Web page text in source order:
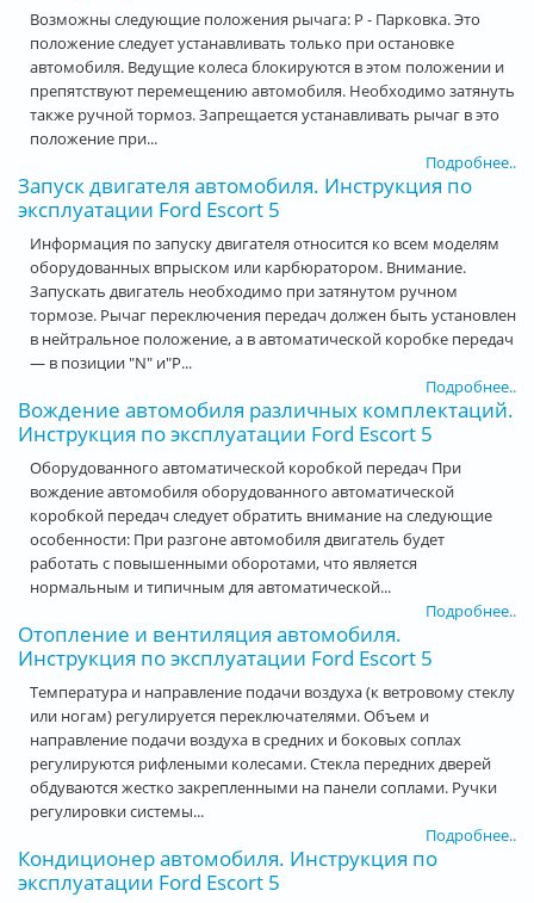
Возможны следующие положения рычага: Р - Парковка. Это
положение следует устанавливать только при остановке
автомобиля. Ведущие колеса блокируются в этом положении и
препятствуют перемещению автомобиля. Необходимо затянуть
также ручной тормоз. Запрещается устанавливать рычаг в это
положение при...
Подробнее..
Запуск двигателя автомобиля. Инструкция по
эксплуатации Ford Escort 5
Информация по запуску двигателя относится ко всем моделям
оборудованных впрыском или карбюратором. Внимание.
Запускать двигатель необходимо при затянутом ручном
тормозе. Рычаг переключения передач должен быть установлен
в нейтральное положение, а в автоматической коробке передач
— в позиции "N" и"Р...
Подробнее..
Вождение автомобиля различных комплектаций.
Инструкция по эксплуатации Ford Escort 5
Оборудованного автоматической коробкой передач При
вождение автомобиля оборудованного автоматической
коробкой передач следует обратить внимание на следующие
особенности: При разгоне автомобиля двигатель будет
работать с повышенными оборотами, что является
нормальным и типичным для автоматической...
Подробнее..
Отопление и вентиляция автомобиля.
Инструкция по эксплуатации Ford Escort 5
Температура и направление подачи воздуха (к ветровому стеклу
или ногам) регулируется переключателями. Объем и
направление подачи воздуха в средних и боковых соплах
регулируются рифлеными колесами. Стекла передних дверей
обдуваются жестко закрепленными на панели соплами. Ручки
регулировки системы...
Подробнее..
Кондиционер автомобиля. Инструкция по
эксплуатации Ford Escort 5